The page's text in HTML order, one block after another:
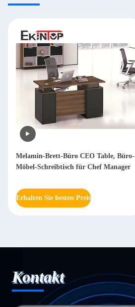
Melamin-Brett-Büro CEO Table, Büro-
Möbel-Schreibtisch für Chef Manager
Erhalten Sie besten Preis
Kontakt